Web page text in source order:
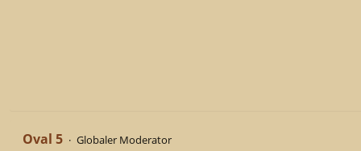
Oval 5 Globaler Moderator